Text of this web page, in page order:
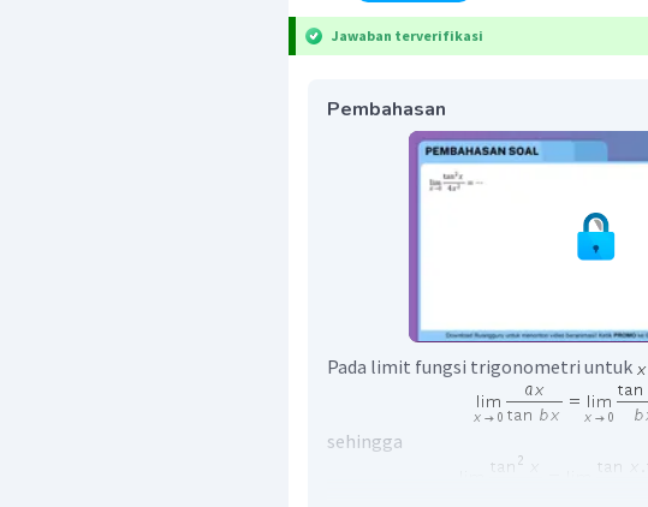
Jawaban terverifikasi
Pembahasan
Pada limit fungsi trigonometri untuk
sehingga